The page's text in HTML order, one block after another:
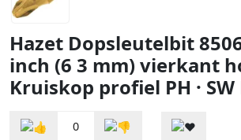
Hazet Dopsleutelbit
inch (6 3 mm) vierkant
Kruiskop profiel PH · SW
0